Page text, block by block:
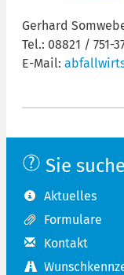
Gerhard
Tel.: 08821 / 751-
E-Mail:
Sie
Aktuelles
Formulare
Kontakt